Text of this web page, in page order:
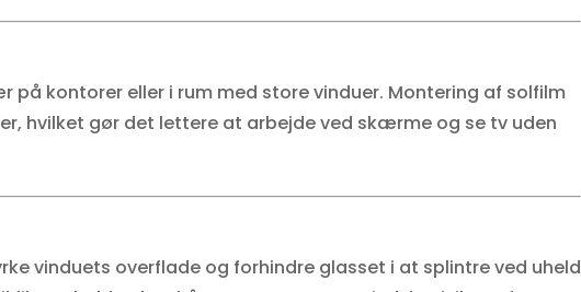
kontorer eller i rum med store vinduer. Montering af solfilm
hvilket gør det lettere at arbejde ved skærme og se tv uden
vinduets overflade og forhindre glasset i at splintre ved uheld